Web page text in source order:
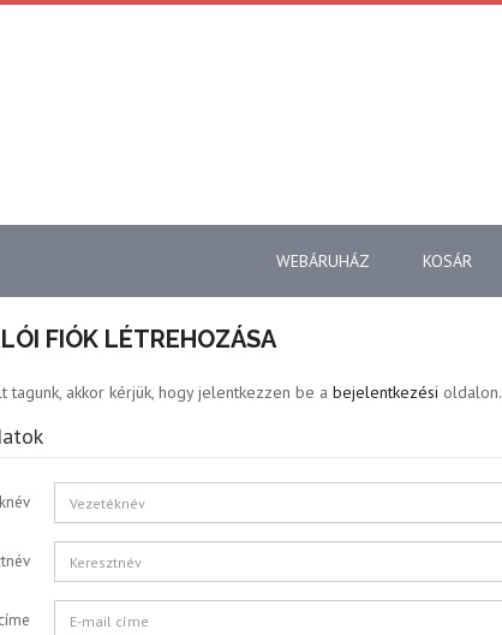
WEBÁRUHÁZ KOSÁR
FIÓK LÉTREHOZÁSA
tagunk, akkor kérjük, hogy jelentkezzen be a bejelentkezési oldalon.